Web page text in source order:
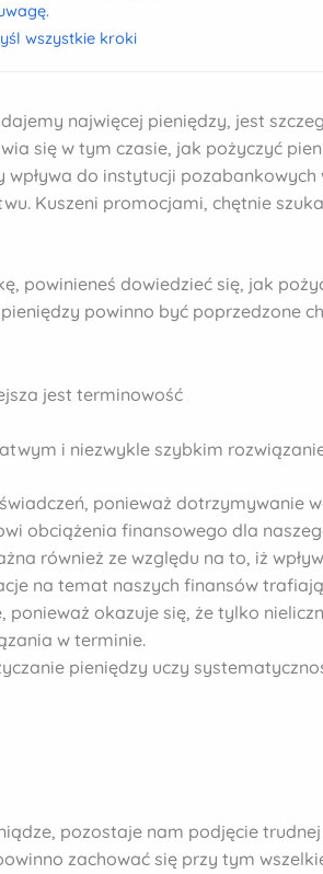
wszystkie kroki
najwięcej pieniędzy, jest
się w tym czasie, jak pożyczyć
do instytucji pozabankowych
Kuszeni promocjami, chętnie
powinieneś dowiedzieć się, jak
powinno być poprzedzone
jest terminowość
i niezwykle szybkim
ponieważ dotrzymywanie
obciążenia finansowego dla
również ze względu na to, iż
na temat naszych finansów
okazuje się, że tylko
w terminie.
pieniędzy uczy
pozostaje nam podjęcie
zachować się przy tym